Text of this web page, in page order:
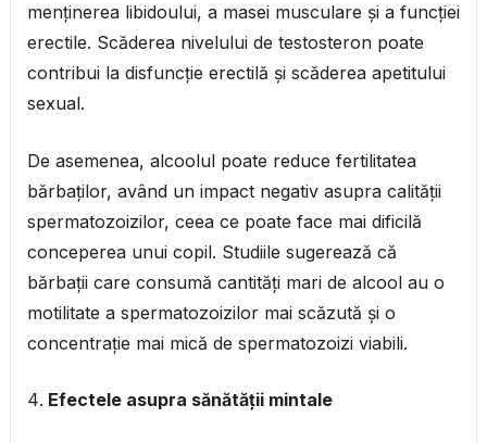
menținerea libidoului, a masei musculare și a funcției
erectile. Scăderea nivelului de testosteron poate
contribui la disfuncție erectilă și scăderea apetitului
sexual.
De asemenea, alcoolul poate reduce fertilitatea
bărbaților, având un impact negativ asupra calității
spermatozoizilor, ceea ce poate face mai dificilă
conceperea unui copil. Studiile sugerează că
bărbații care consumă cantități mari de alcool au o
motilitate a spermatozoizilor mai scăzută și o
concentrație mai mică de spermatozoizi viabili.
Efectele asupra sănătății mintale